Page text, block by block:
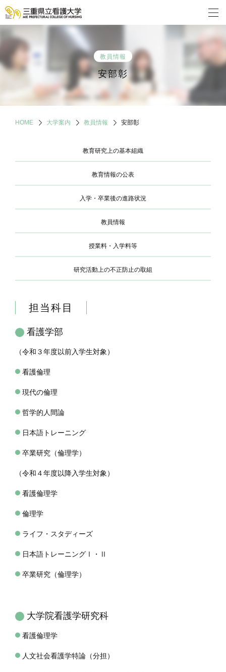
教員情報
安部彰
HOME 大学案内 教員情報 安部彰
教育研究上の基本組織
教育情報の公表
入学・卒業後の進路状況
教員情報
授業料・入学料等
研究活動上の不正防止の取組
担当科目
看護学部
（令和３年度以前入学生対象）
看護倫理
現代の倫理
哲学的人間論
日本語トレーニング
卒業研究（倫理学）
（令和４年度以降入学生対象）
看護倫理学
倫理学
ライフ・スタディーズ
日本語トレーニングⅠ・Ⅱ
卒業研究（倫理学）
大学院看護学研究科
看護倫理学
人文社会看護学特論（分担）